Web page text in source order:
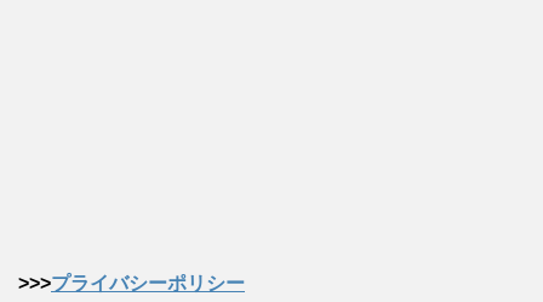
>>>プライバシーポリシー